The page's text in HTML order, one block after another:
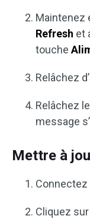
Maintenez
Refresh et
touche
Relâchez
Relâchez
message
Mettre à
Connectez
Cliquez